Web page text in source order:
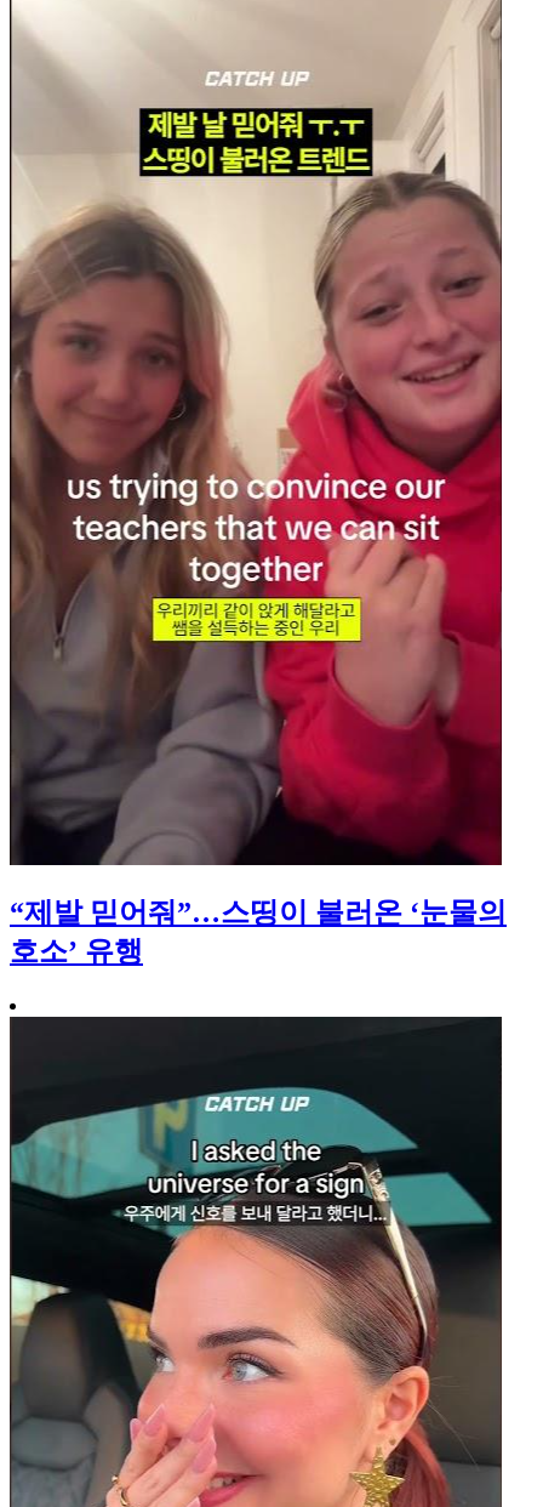
“제발 믿어줘”…스띵이 불러온 ‘눈물의
호소’ 유행